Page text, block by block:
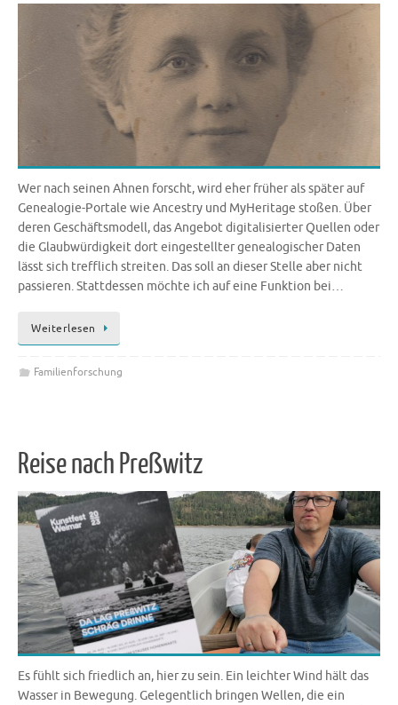
Wer nach seinen Ahnen forscht, wird eher früher als später auf
Genealogie-Portale wie Ancestry und MyHeritage stoßen. Über
deren Geschäftsmodell, das Angebot digitalisierter Quellen oder
die Glaubwürdigkeit dort eingestellter genealogischer Daten
lässt sich trefflich streiten. Das soll an dieser Stelle aber nicht
passieren. Stattdessen möchte ich auf eine Funktion bei…
Weiterlesen
Familienforschung
Reise nach Preßwitz
Es fühlt sich friedlich an, hier zu sein. Ein leichter Wind hält das
Wasser in Bewegung. Gelegentlich bringen Wellen, die ein